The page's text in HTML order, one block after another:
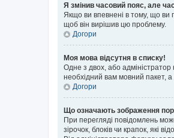
Я змінив часовий пояс, але
Якщо ви впевнені в тому, що ви
щоб він вирішив цю проблему.
Догори
Моя мова відсутня в списку!
Одне з двох, або
необхідний вам мовний пакет,
Догори
Що означають зображення
При перегляді повідомлень
зірочок, блоків чи крапок, які